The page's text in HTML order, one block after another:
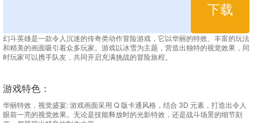
下载
幻斗英雄是一款令人沉迷的传奇类动作冒险游戏，它以华丽的特效、丰富的玩法
和精美的画面吸引着众多玩家。游戏以冰雪为主题，营造出独特的视觉效果，同
时玩家可以携手队友，共同开启充满挑战的冒险旅程。
游戏特色：
华丽特效，视觉盛宴: 游戏画面采用 Q 版卡通风格，结合 3D 元素，打造出令人
眼前一亮的视觉效果。无论是技能释放时的光影特效，还是战斗场景的细节刻